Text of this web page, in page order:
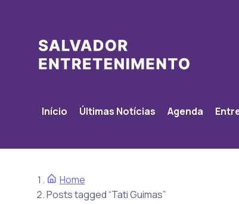
Início Últimas Notícias Agenda
Home
Posts tagged “Tati Guimas”